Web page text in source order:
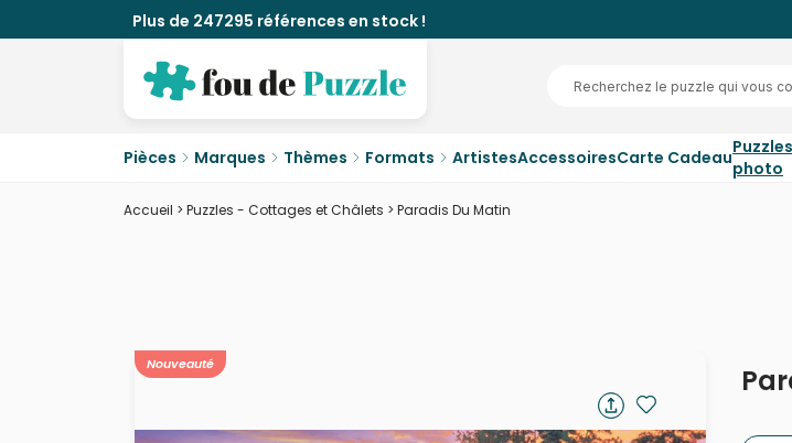
Plus de 247295 références en stock !
Pièces Marques Thèmes Formats ArtistesAccessoiresCarte CadeauPuzzles
photo
Accueil > Puzzles - Cottages et Châlets > Paradis Du Matin
Nouveauté